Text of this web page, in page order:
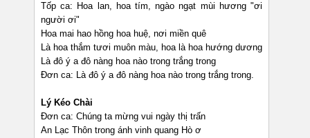
Tốp ca: Hoa lan, hoa tím, ngào ngạt mùi hương "ơi
người ơi"
Hoa mai hao hồng hoa huệ, nơi miền quê
Là hoa thắm tươi muôn màu, hoa là hoa hướng dương
Là đô ý a đô nàng hoa nào trong trắng trong
Đơn ca: Là đô ý a đô nàng hoa nào trong trắng trong.
Lý Kéo Chài
Đơn ca: Chúng ta mừng vui ngày thị trấn
An Lạc Thôn trong ánh vinh quang Hò ơ